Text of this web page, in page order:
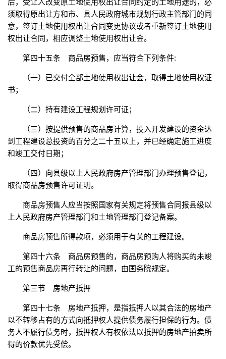
后，受让人改变原土地使用权出让合同约定的土地用途的，必
须取得原出让方和市、县人民政府城市规划行政主管部门的同
意，签订土地使用权出让合同变更协议或者重新签订土地使用
权出让合同，相应调整土地使用权出让金。
第四十五条 商品房预售，应当符合下列条件:
（一）已交付全部土地使用权出让金，取得土地使用权证
书；
（二）持有建设工程规划许可证；
（三）按提供预售的商品房计算，投入开发建设的资金达
到工程建设总投资的百分之二十五以上，并已经确定施工进度
和竣工交付日期；
（四）向县级以上人民政府房产管理部门办理预售登记，
取得商品房预售许可证明。
商品房预售人应当按照国家有关规定将预售合同报县级以
上人民政府房产管理部门和土地管理部门登记备案。
商品房预售所得款项，必须用于有关的工程建设。
第四十六条 商品房预售的，商品房预购人将购买的未竣
工的预售商品房再行转让的问题，由国务院规定。
第三节 房地产抵押
第四十七条 房地产抵押，是指抵押人以其合法的房地产
以不转移占有的方式向抵押权人提供债务履行担保的行为。债
务人不履行债务时，抵押权人有权依法以抵押的房地产拍卖所
得的价款优先受偿。